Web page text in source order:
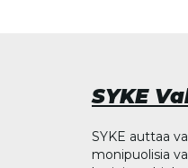
SYKE
SYKE auttaa
monipuolisia